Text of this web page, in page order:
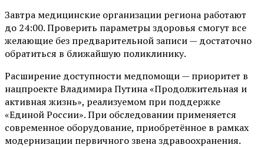
Завтра медицинские организации региона работают
до 24:00. Проверить параметры здоровья смогут все
желающие без предварительной записи — достаточно
обратиться в ближайшую поликлинику.
Расширение доступности медпомощи — приоритет в
нацпроекте Владимира Путина «Продолжительная и
активная жизнь», реализуемом при поддержке
«Единой России». При обследовании применяется
современное оборудование, приобретённое в рамках
модернизации первичного звена здравоохранения.